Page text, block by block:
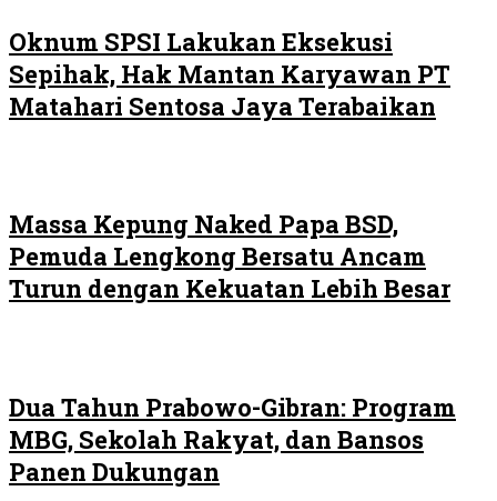
Oknum SPSI Lakukan Eksekusi
Sepihak, Hak Mantan Karyawan PT
Matahari Sentosa Jaya Terabaikan
Massa Kepung Naked Papa BSD,
Pemuda Lengkong Bersatu Ancam
Turun dengan Kekuatan Lebih Besar
Dua Tahun Prabowo-Gibran: Program
MBG, Sekolah Rakyat, dan Bansos
Panen Dukungan